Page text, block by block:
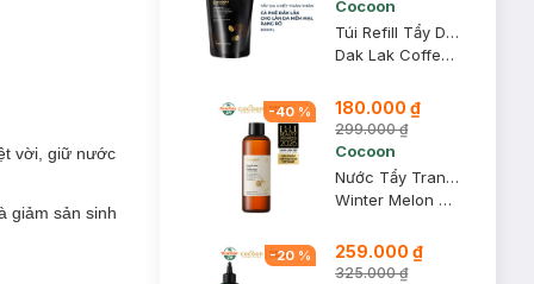
vời, giữ nước
giảm sản sinh
Cocoon
Túi Refill Tẩy Da Chết Toàn Thân Cocoon Sạch Da 600ml
Dak Lak Coffee Body Polish
-40 % 180.000 ₫
299.000 ₫
Cocoon
Nước Tẩy Trang Bí Đao Cocoon Làm Sạch & Giảm Dầu 500ml
Winter Melon Micellar Water
-20 % 259.000 ₫
325.000 ₫